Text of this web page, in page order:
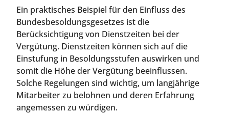
Ein praktisches Beispiel für den Einfluss des
Bundesbesoldungsgesetzes ist die
Berücksichtigung von Dienstzeiten bei der
Vergütung. Dienstzeiten können sich auf die
Einstufung in Besoldungsstufen auswirken und
somit die Höhe der Vergütung beeinflussen.
Solche Regelungen sind wichtig, um langjährige
Mitarbeiter zu belohnen und deren Erfahrung
angemessen zu würdigen.